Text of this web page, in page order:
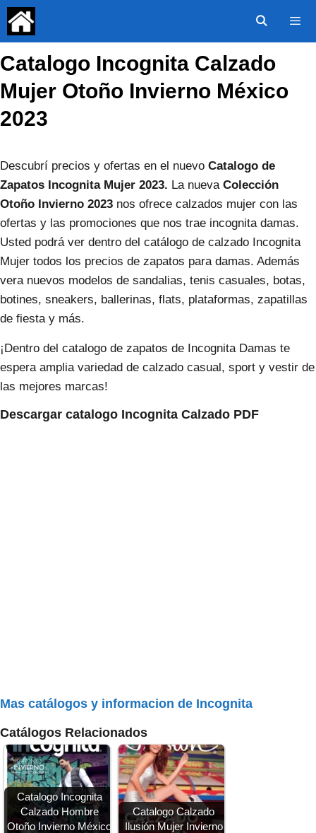
Saltar
contenido
Catalogo Incognita Calzado
Mujer Otoño Invierno México
2023
Descubrí precios y ofertas en el nuevo Catalogo de
Zapatos Incognita Mujer 2023. La nueva Colección
Otoño Invierno 2023 nos ofrece calzados mujer con las
ofertas y las promociones que nos trae incognita damas.
Usted podrá ver dentro del catálogo de calzado Incognita
Mujer todos los precios de zapatos para damas. Además
vera nuevos modelos de sandalias, tenis casuales, botas,
botines, sneakers, ballerinas, flats, plataformas, zapatillas
de fiesta y más.
¡Dentro del catalogo de zapatos de Incognita Damas te
espera amplia variedad de calzado casual, sport y vestir de
las mejores marcas!
Descargar catalogo Incognita Calzado PDF
Mas catálogos y informacion de Incognita
Catálogos Relacionados
Catalogo Incognita
Calzado Hombre
Otoño Invierno México
Catalogo Calzado
Ilusión Mujer Invierno